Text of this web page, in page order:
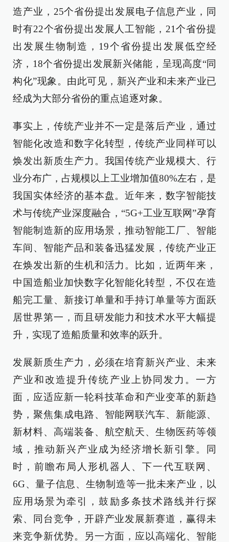
造产业，25个省份提出发展电子信息产业，同
时有22个省份提出发展人工智能，21个省份提
出发展生物制造，19个省份提出发展低空经
济，18个省份提出发展新兴储能，呈现高度“同
构化”现象。由此可见，新兴产业和未来产业已
经成为大部分省份的重点追逐对象。
事实上，传统产业并不一定是落后产业，通过
智能化改造和数字化转型，传统产业同样可以
焕发出新质生产力。我国传统产业规模大、行
业分布广，占规模以上工业增加值80%左右，是
我国实体经济的基本盘。近年来，数字智能技
术与传统产业深度融合，“5G+工业互联网”孕育
智能制造新的应用场景，推动智能工厂、智能
车间、智能产品和装备迅猛发展，传统产业正
在焕发出新的生机和活力。比如，近两年来，
中国造船业加快数字化智能化转型，不仅在造
船完工量、新接订单量和手持订单量等方面跃
居世界第一，而且研发能力和技术水平大幅提
升，实现了造船质量和效率的跃升。
发展新质生产力，必须在培育新兴产业、未来
产业和改造提升传统产业上协同发力。一方
面，应适应新一轮科技革命和产业变革的新趋
势，聚焦集成电路、智能网联汽车、新能源、
新材料、高端装备、航空航天、生物医药等领
域，推动新兴产业成为经济增长新引擎。同
时，前瞻布局人形机器人、下一代互联网、
6G、量子信息、生物制造等一批未来产业，以
应用场景为牵引，鼓励多条技术路线并行探
索、同台竞争，开辟产业发展新赛道，赢得未
来竞争新优势。另一方面，应以高端化、智能